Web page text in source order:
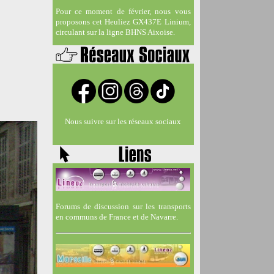
Pour ce moment de février, nous vous
proposons cet Heuliez GX437E Linium,
circulant sur la ligne BHNS Aixoise.
Nous suivre sur les réseaux sociaux
Forums de discussion sur les transports
en communs de France et de Navarre.